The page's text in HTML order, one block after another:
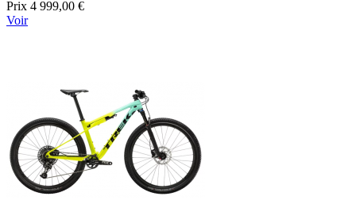
Prix 4 999,00 €
Voir